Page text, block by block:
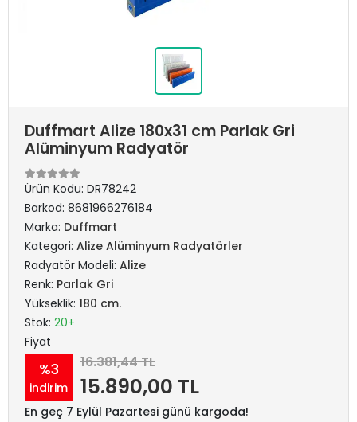
Duffmart Alize 180x31 cm Parlak Gri
Alüminyum Radyatör
Ürün Kodu: DR78242
Barkod: 8681966276184
Marka: Duffmart
Kategori: Alize Alüminyum Radyatörler
Radyatör Modeli: Alize
Renk: Parlak Gri
Yükseklik: 180 cm.
Stok: 20+
Fiyat
%3
indirim
16.381,44 TL
15.890,00 TL
En geç 7 Eylül Pazartesi günü kargoda!